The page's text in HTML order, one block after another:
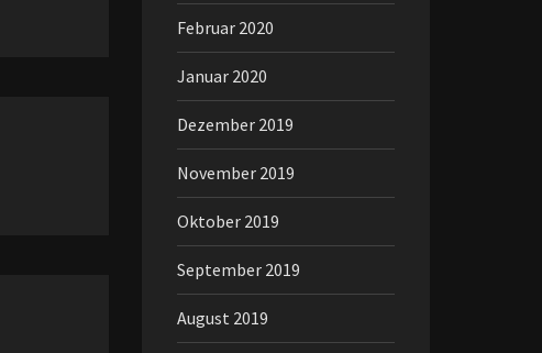
Februar 2020
Januar 2020
Dezember 2019
November 2019
Oktober 2019
September 2019
August 2019